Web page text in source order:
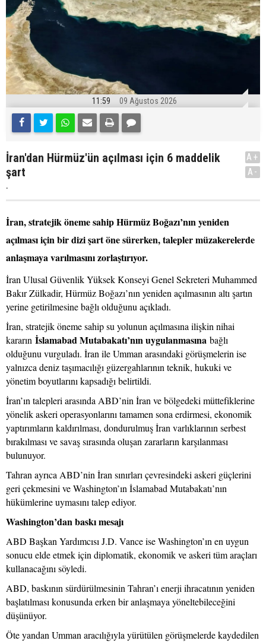
11:59 09 Ağustos 2026
İran'dan Hürmüz'ün açılması için 6 maddelik
şart
.
A+
A-
İran, stratejik öneme sahip Hürmüz Boğazı’nın yeniden
açılması için bir dizi şart öne sürerken, talepler müzakerelerde
anlaşmaya varılmasını zorlaştırıyor.
İran Ulusal Güvenlik Yüksek Konseyi Genel Sekreteri Muhammed
Bakır Zülkadir, Hürmüz Boğazı’nın yeniden açılmasının altı şartın
yerine getirilmesine bağlı olduğunu açıkladı.
İran, stratejik öneme sahip su yolunun açılmasına ilişkin nihai
kararın İslamabad Mutabakatı’nın uygulanmasına bağlı
olduğunu vurguladı. İran ile Umman arasındaki görüşmelerin ise
yalnızca deniz taşımacılığı güzergahlarının teknik, hukuki ve
yönetim boyutlarını kapsadığı belirtildi.
İran’ın talepleri arasında ABD’nin İran ve bölgedeki müttefiklerine
yönelik askeri operasyonlarını tamamen sona erdirmesi, ekonomik
yaptırımların kaldırılması, dondurulmuş İran varlıklarının serbest
bırakılması ve savaş sırasında oluşan zararların karşılanması
bulunuyor.
Tahran ayrıca ABD’nin İran sınırları çevresindeki askeri güçlerini
geri çekmesini ve Washington’ın İslamabad Mutabakatı’nın
hükümlerine uymasını talep ediyor.
Washington’dan baskı mesajı
ABD Başkan Yardımcısı J.D. Vance ise Washington’ın en uygun
sonucu elde etmek için diplomatik, ekonomik ve askeri tüm araçları
kullanacağını söyledi.
ABD, baskının sürdürülmesinin Tahran’ı enerji ihracatının yeniden
başlatılması konusunda erken bir anlaşmaya yöneltebileceğini
düşünüyor.
Öte yandan Umman aracılığıyla yürütülen görüşmelerde kaydedilen